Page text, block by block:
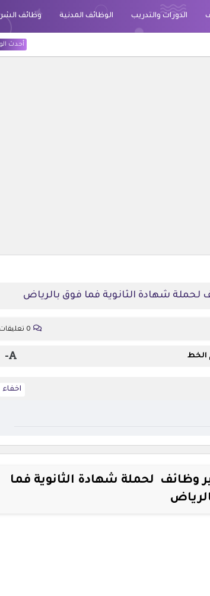
الدورات والتدريب الوظائف المدنية وظائف
الخطوط
لحملة شهادة الثانوية فما فوق بالرياض
0 تعليقات
الخط -
وظائف لحملة شهادة الثانوية فما